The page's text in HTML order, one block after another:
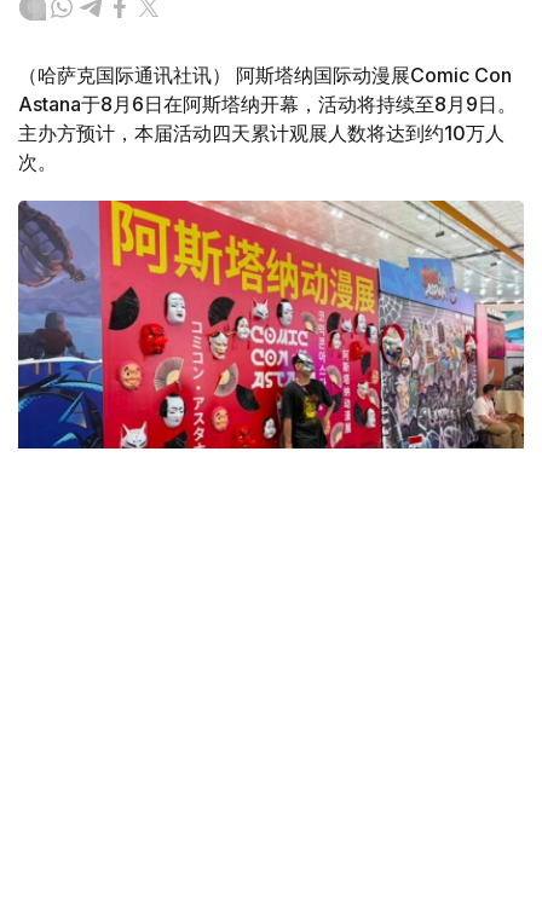
（哈萨克国际通讯社讯） 阿斯塔纳国际动漫展Comic Con
Astana于8月6日在阿斯塔纳开幕，活动将持续至8月9日。
主办方预计，本届活动四天累计观展人数将达到约10万人
次。